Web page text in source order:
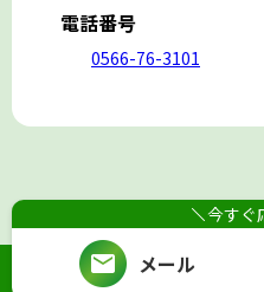
今すぐ
メール
及び毀損から保護するため
ます。
6. Cookieについて
本ウェブサイトでは、一
Googleアナリティクスは
ためにCookieを使用して
タは匿名で収集されており
りません。この機能は
拒否することが出来ます。
8. プライバシーポリシーの変
電話番号
0566-76-3101
Copyright (C) 日本モウル